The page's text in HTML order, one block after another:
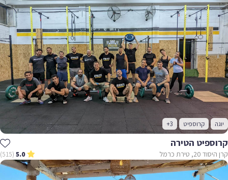
יוגה קרוספיט +3
קרוספיט הטירה
קרן היסוד 20, טירת כרמל 5.0
(515)